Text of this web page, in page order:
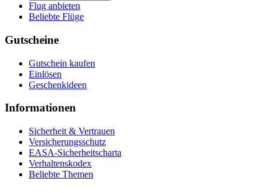
Flug anbieten
Beliebte Flüge
Gutscheine
Gutschein kaufen
Einlösen
Geschenkideen
Informationen
Sicherheit & Vertrauen
Versicherungsschutz
EASA-Sicherheitscharta
Verhaltenskodex
Beliebte Themen